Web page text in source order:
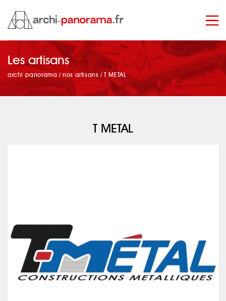
manage_search
Les artisans
archi panorama /nos artisans /T METAL
T METAL